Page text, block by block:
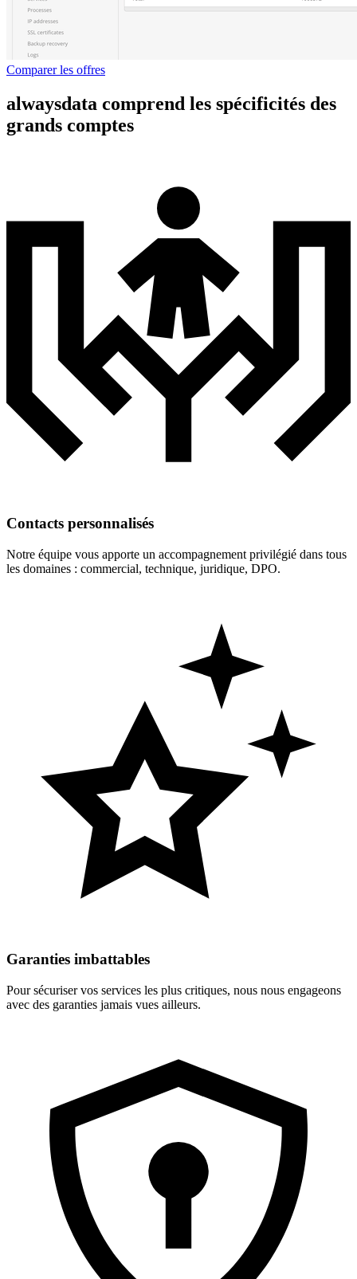
Comparer les offres
alwaysdata comprend les spécificités des
grands comptes
Contacts personnalisés
Notre équipe vous apporte un accompagnement privilégié dans tous
les domaines : commercial, technique, juridique, DPO.
Garanties imbattables
Pour sécuriser vos services les plus critiques, nous nous engageons
avec des garanties jamais vues ailleurs.